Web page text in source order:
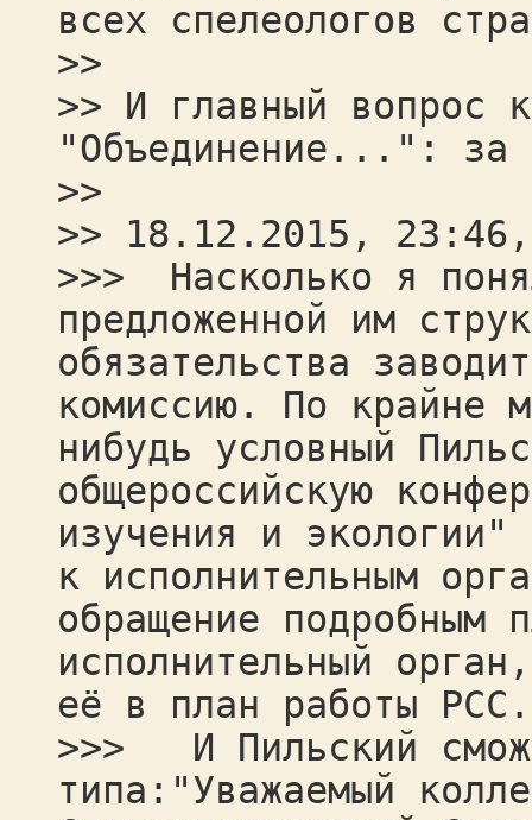
всех спелеологов
>>
>> И главный вопрос
"Объединение...": за
>>
>> 18.12.2015,
>>> Насколько я
предложенной им
обязательства
комиссию. По крайне
нибудь условный
общероссийскую
изучения и
к исполнительным
обращение подробным
исполнительный
её в план работы РСС.
>>> И Пильский
типа:"Уважаемый